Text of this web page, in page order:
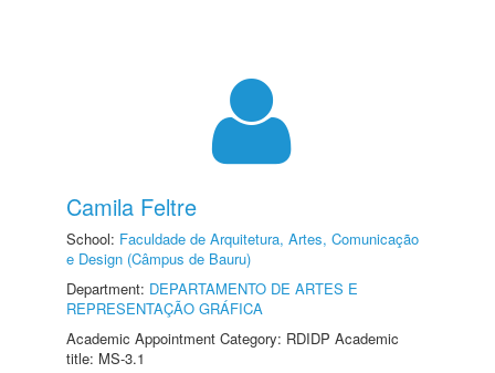
Camila Feltre
School: Faculdade de Arquitetura, Artes, Comunicação
e Design (Câmpus de Bauru)
Department: DEPARTAMENTO DE ARTES E
REPRESENTAÇÃO GRÁFICA
Academic Appointment Category: RDIDP Academic
title: MS-3.1